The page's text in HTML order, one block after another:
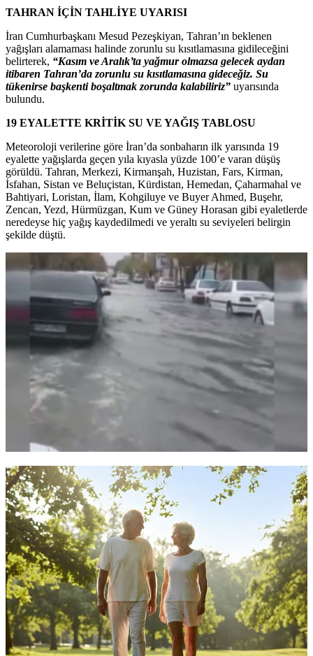
TAHRAN İÇİN TAHLİYE UYARISI
İran Cumhurbaşkanı Mesud Pezeşkiyan, Tahran’ın beklenen
yağışları alamaması halinde zorunlu su kısıtlamasına gidileceğini
belirterek, “Kasım ve Aralık’ta yağmur olmazsa gelecek aydan
itibaren Tahran’da zorunlu su kısıtlamasına gideceğiz. Su
tükenirse başkenti boşaltmak zorunda kalabiliriz” uyarısında
bulundu.
19 EYALETTE KRİTİK SU VE YAĞIŞ TABLOSU
Meteoroloji verilerine göre İran’da sonbaharın ilk yarısında 19
eyalette yağışlarda geçen yıla kıyasla yüzde 100’e varan düşüş
görüldü. Tahran, Merkezi, Kirmanşah, Huzistan, Fars, Kirman,
İsfahan, Sistan ve Beluçistan, Kürdistan, Hemedan, Çaharmahal ve
Bahtiyari, Loristan, İlam, Kohgiluye ve Buyer Ahmed, Buşehr,
Zencan, Yezd, Hürmüzgan, Kum ve Güney Horasan gibi eyaletlerde
neredeyse hiç yağış kaydedilmedi ve yeraltı su seviyeleri belirgin
şekilde düştü.